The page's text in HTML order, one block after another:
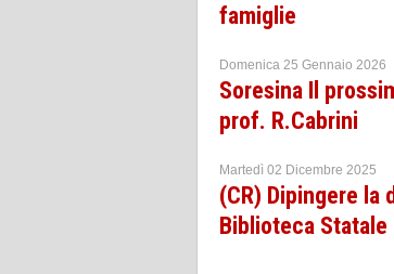
famiglie
Domenica 25 Gennaio 2026
Soresina Il
prof. R.Cabrini
Martedì 02 Dicembre 2025
(CR) Dipingere la
Biblioteca Statale